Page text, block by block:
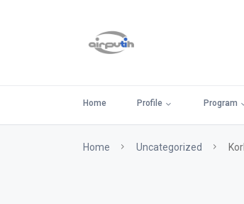
Home Profile Program
Home Uncategorized